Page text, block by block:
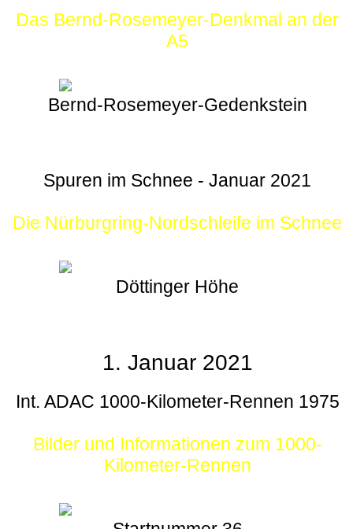
Das Bernd-Rosemeyer-Denkmal an der
A5
Bernd-Rosemeyer-Gedenkstein
Spuren im Schnee - Januar 2021
Die Nürburgring-Nordschleife im Schnee
Döttinger Höhe
1. Januar 2021
Int. ADAC 1000-Kilometer-Rennen 1975
Bilder und Informationen zum 1000-
Kilometer-Rennen